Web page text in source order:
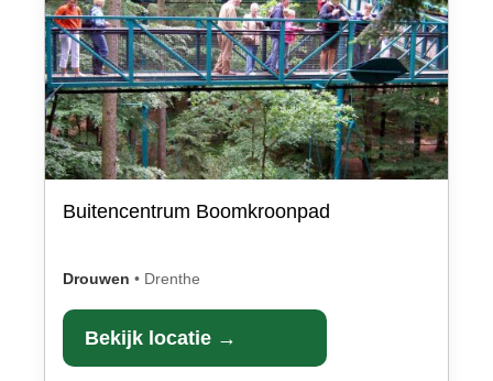
Buitencentrum Boomkroonpad
Drouwen • Drenthe
Bekijk locatie →